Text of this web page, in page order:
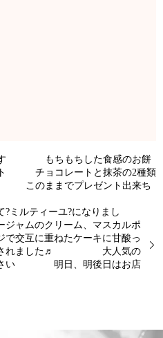
す もちもちした食感のお餅
ト チョコレートと抹茶の2種類
のままでプレゼント出来ち
です♬
ミルティーユ?になりまし
のクリーム、マスカルポ
で交互に重ねたケーキに甘酸っ
スされました♬ 大人気の
ださい 明日、明後日はお店